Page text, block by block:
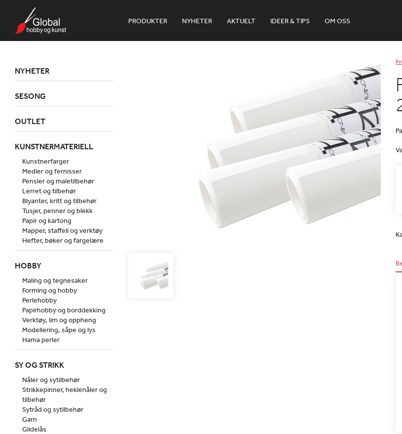
PRODUKTER NYHETER AKTUELT IDEER & TIPS OM OSS
NYHETER
SESONG
OUTLET
KUNSTNERMATERIELL
Kunstnerfarger
Medier og fernisser
Pensler og maletilbehør
Lerret og tilbehør
Blyanter, kritt og tilbehør
Tusjer, penner og blekk
Papir og kartong
Mapper, staffeli og verktøy
Hefter, bøker og fargelære
HOBBY
Maling og tegnesaker
Forming og hobby
Perlehobby
Papirhobby og borddekking
Verktøy, lim og oppheng
Modellering, såpe og lys
Hama perler
SY OG STRIKK
Nåler og sytilbehør
Strikkepinner, heklenåler og
tilbehør
Sytråd og sytilbehør
Garn
Glidelås